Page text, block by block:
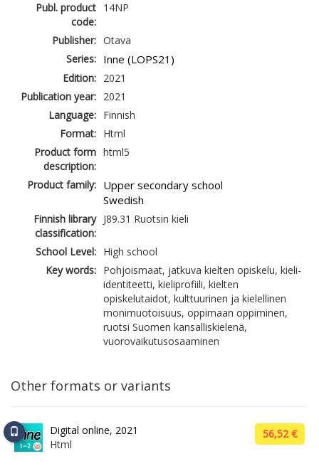
Publ. product
code:
14NP
Publisher: Otava
Series: Inne (LOPS21)
Edition: 2021
Publication year: 2021
Language: Finnish
Format: Html
Product form
description:
html5
Product family: Upper secondary school
Swedish
Finnish library
classification:
J89.31 Ruotsin kieli
School Level: High school
Key words: Pohjoismaat, jatkuva kielten opiskelu, kieli-
identiteetti, kieliprofiili, kielten
opiskelutaidot, kulttuurinen ja kielellinen
monimuotoisuus, oppimaan oppiminen,
ruotsi Suomen kansalliskielenä,
vuorovaikutusosaaminen
Other formats or variants
Digital online, 2021
Html
56,52 €